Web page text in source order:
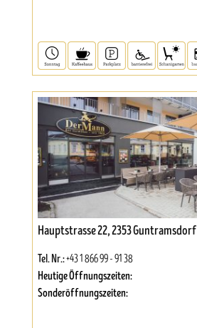
Hauptstrasse 22, 2353 Guntramsdorf
Tel. Nr.:+43 1 866 99 - 91 38
Heutige Öffnungszeiten:
Sonderöffnungszeiten: